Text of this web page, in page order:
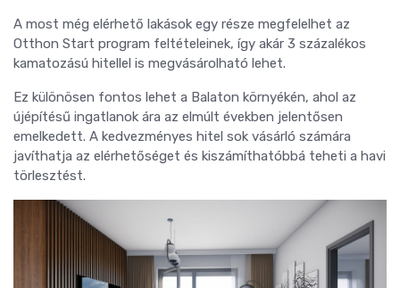
A most még elérhető lakások egy része megfelelhet az
Otthon Start program feltételeinek, így akár 3 százalékos
kamatozású hitellel is megvásárolható lehet.
Ez különösen fontos lehet a Balaton környékén, ahol az
újépítésű ingatlanok ára az elmúlt években jelentősen
emelkedett. A kedvezményes hitel sok vásárló számára
javíthatja az elérhetőséget és kiszámíthatóbbá teheti a havi
törlesztést.